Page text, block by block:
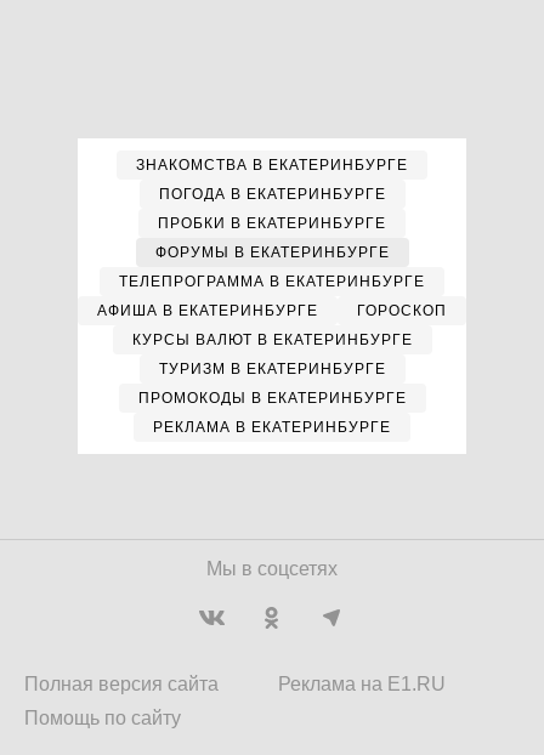
ЗНАКОМСТВА В ЕКАТЕРИНБУРГЕ
ПОГОДА В ЕКАТЕРИНБУРГЕ
ПРОБКИ В ЕКАТЕРИНБУРГЕ
ФОРУМЫ В ЕКАТЕРИНБУРГЕ
ТЕЛЕПРОГРАММА В ЕКАТЕРИНБУРГЕ
АФИША В ЕКАТЕРИНБУРГЕ
ГОРОСКОП
КУРСЫ ВАЛЮТ В ЕКАТЕРИНБУРГЕ
ТУРИЗМ В ЕКАТЕРИНБУРГЕ
ПРОМОКОДЫ В ЕКАТЕРИНБУРГЕ
РЕКЛАМА В ЕКАТЕРИНБУРГЕ
Мы в соцсетях
Полная версия сайта
Помощь по сайту
Реклама на E1.RU